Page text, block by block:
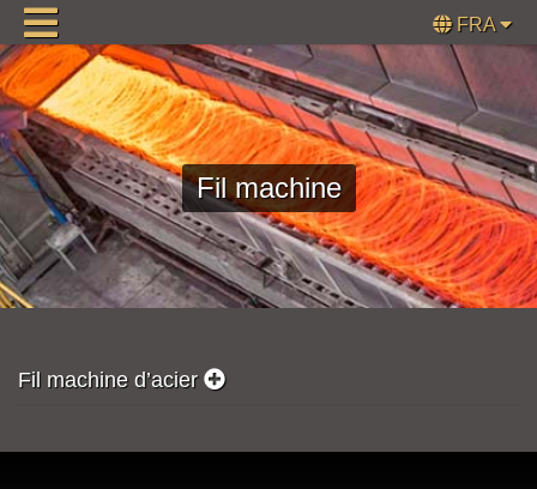
FRA
Fil machine
Fil machine d’acier